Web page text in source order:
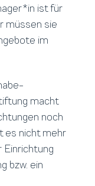
ist für
müssen sie
im
macht
noch
es nicht mehr
Einrichtung
bzw. ein